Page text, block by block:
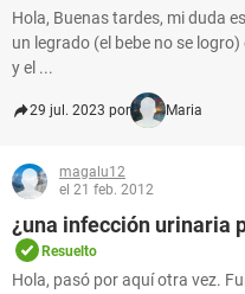
Hola, Buenas tardes, mi duda
un legrado (el bebe no se
y el ...
29 jul. 2023 por Maria
magalu12
el 21 feb. 2012
¿una infección urinaria
Resuelto
Hola, pasó por aquí otra vez.